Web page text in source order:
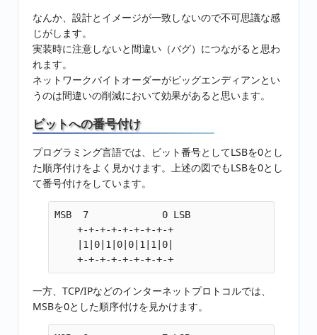
なんか、設計とイメージが一致しないので不可思議な感
じがします。
実装時に注意しないと間違い（バグ）につながると思わ
れます。
ネットワークバイトオーダーがビッグエンディアンとい
うのは間違いの削減において効果があると思います。
ビットへの番号付け
プログラミング言語では、ビット番号としてLSBを0とし
た順序付けをよく見かけます。上述の図でもLSBを0とし
て番号付けをしています。
MSB  7             0 LSB
    +-+-+-+-+-+-+-+-+
    |1|0|1|0|0|1|1|0|
一方、TCP/IPなどのインターネットプロトコルでは、
MSBを0とした順序付けを見かけます。